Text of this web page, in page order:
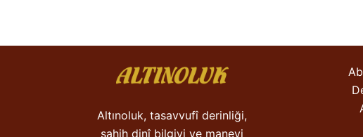
Altınoluk, tasavvufî derinliği,
sahih dinî bilgiyi ve manevi